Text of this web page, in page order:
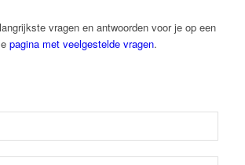
vragen en antwoorden voor je op een
pagina met veelgestelde vragen.